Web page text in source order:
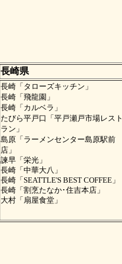
長崎県
長崎「タローズキッチン」
長崎「飛龍園」
長崎「カルベラ」
たびら平戸口「平戸瀬戸市場レスト
ラン」
島原「ラーメンセンター島原駅前
店」
諫早「栄光」
長崎「中華大八」
長崎「SEATTLE'S BEST COFFEE」
長崎「割烹たなか･住吉本店」
大村「扇屋食堂」